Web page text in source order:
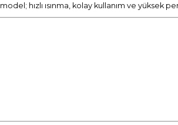
hızlı ısınma, kolay kullanım ve yüksek